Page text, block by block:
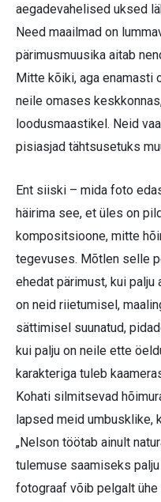
aegadevahelised uksed
Need maailmad on
pärimusmuusika aitab
Mitte kõiki, aga enamasti
neile omases
loodusmaastikel. Neid
pisiasjad tähtsusetuks
Ent siiski – mida foto
häirima see, et üles on
kompositsioone, mitte
tegevuses. Mõtlen selle
ehedat pärimust, kui palju
on neid riietumisel,
sättimisel suunatud,
kui palju on neile ette
karakteriga tuleb
Kohati silmitsevad
lapsed meid umbusklike,
„Nelson töötab ainult
tulemuse saamiseks
fotograaf võib pelgalt